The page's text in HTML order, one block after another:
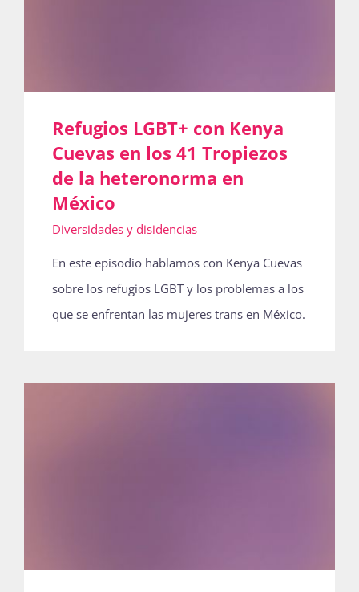
Refugios LGBT+ con Kenya
Cuevas en los 41 Tropiezos
de la heteronorma en
México
Diversidades y disidencias
En este episodio hablamos con Kenya Cuevas
sobre los refugios LGBT y los problemas a los
que se enfrentan las mujeres trans en México.